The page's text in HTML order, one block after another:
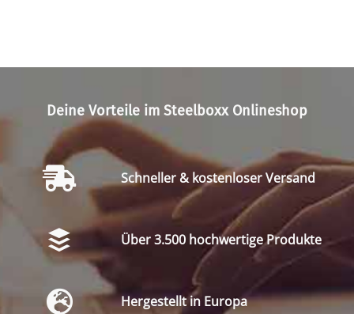
Deine Vorteile im Steelboxx Onlineshop
Schneller & kostenloser Versand
Über 3.500 hochwertige Produkte
Hergestellt in Europa